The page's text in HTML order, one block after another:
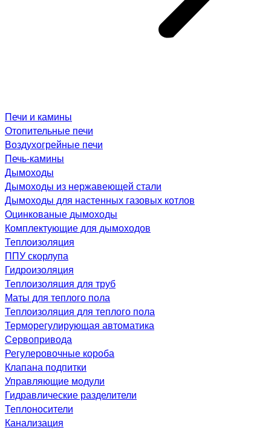
Печи и камины
Отопительные печи
Воздухогрейные печи
Печь-камины
Дымоходы
Дымоходы из нержавеющей стали
Дымоходы для настенных газовых котлов
Оцинкованые дымоходы
Комплектующие для дымоходов
Теплоизоляция
ППУ скорлупа
Гидроизоляция
Теплоизоляция для труб
Маты для теплого пола
Теплоизоляция для теплого пола
Терморегулирующая автоматика
Сервопривода
Регулеровочные короба
Клапана подпитки
Управляющие модули
Гидравлические разделители
Теплоносители
Канализация